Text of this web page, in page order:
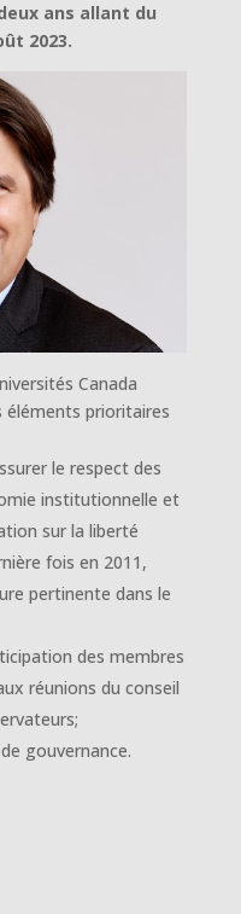
ans allant du
2023.
Canada
éléments prioritaires
le respect des
institutionnelle et
sur la liberté
fois en 2011,
pertinente dans le
des membres
réunions du conseil
gouvernance.